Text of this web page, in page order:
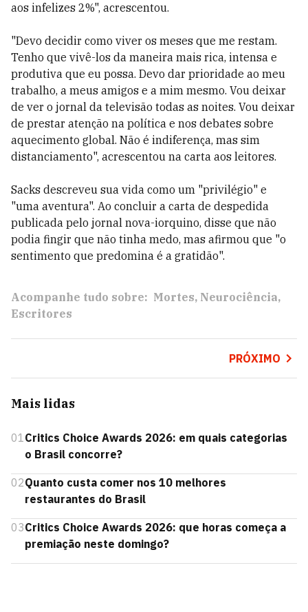
aos infelizes 2%", acrescentou.
"Devo decidir como viver os meses que me restam.
Tenho que vivê-los da maneira mais rica, intensa e
produtiva que eu possa. Devo dar prioridade ao meu
trabalho, a meus amigos e a mim mesmo. Vou deixar
de ver o jornal da televisão todas as noites. Vou deixar
de prestar atenção na política e nos debates sobre
aquecimento global. Não é indiferença, mas sim
distanciamento", acrescentou na carta aos leitores.
Sacks descreveu sua vida como um "privilégio" e
"uma aventura". Ao concluir a carta de despedida
publicada pelo jornal nova-iorquino, disse que não
podia fingir que não tinha medo, mas afirmou que "o
sentimento que predomina é a gratidão".
Acompanhe tudo sobre: Mortes Neurociência
Escritores
PRÓXIMO
Mais lidas
01Critics Choice Awards 2026: em quais categorias
o Brasil concorre?
02Quanto custa comer nos 10 melhores
restaurantes do Brasil
03Critics Choice Awards 2026: que horas começa a
premiação neste domingo?